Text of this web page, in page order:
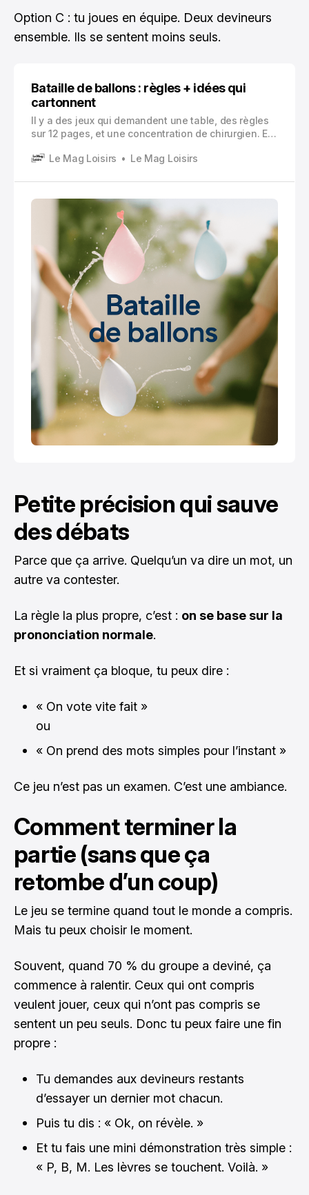
Option C : tu joues en équipe. Deux devineurs
ensemble. Ils se sentent moins seuls.
Bataille de ballons : règles + idées qui
cartonnent
Il y a des jeux qui demandent une table, des règles
sur 12 pages, et une concentration de chirurgien. Et
comprend en 30 secondes, qui se joue avec un
Le Mag Loisirs Le Mag Loisirs
Petite précision qui sauve
des débats
Parce que ça arrive. Quelqu’un va dire un mot, un
autre va contester.
La règle la plus propre, c’est : on se base sur la
prononciation normale.
Et si vraiment ça bloque, tu peux dire :
« On vote vite fait »
ou
« On prend des mots simples pour l’instant »
Ce jeu n’est pas un examen. C’est une ambiance.
Comment terminer la
partie (sans que ça
retombe d’un coup)
Le jeu se termine quand tout le monde a compris.
Mais tu peux choisir le moment.
Souvent, quand 70 % du groupe a deviné, ça
commence à ralentir. Ceux qui ont compris
veulent jouer, ceux qui n’ont pas compris se
sentent un peu seuls. Donc tu peux faire une fin
propre :
Tu demandes aux devineurs restants
d’essayer un dernier mot chacun.
Puis tu dis : « Ok, on révèle. »
Et tu fais une mini démonstration très simple :
« P, B, M. Les lèvres se touchent. Voilà. »